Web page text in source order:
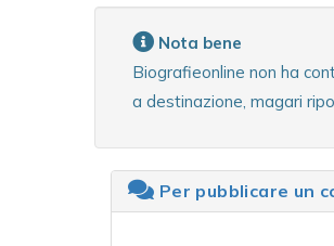
Nota bene
Biografieonline non ha
a destinazione, magari
Per pubblicare un